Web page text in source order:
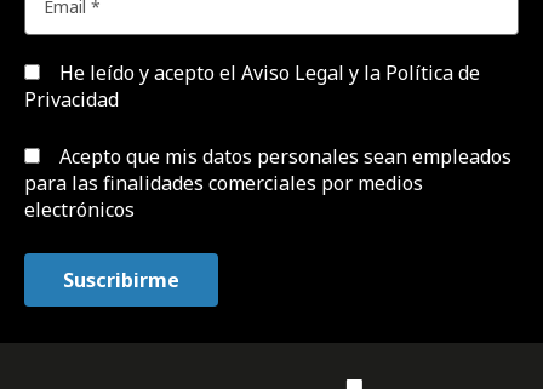
He leído y acepto el Aviso Legal y la Política de
Privacidad
Acepto que mis datos personales sean empleados
para las finalidades comerciales por medios
electrónicos